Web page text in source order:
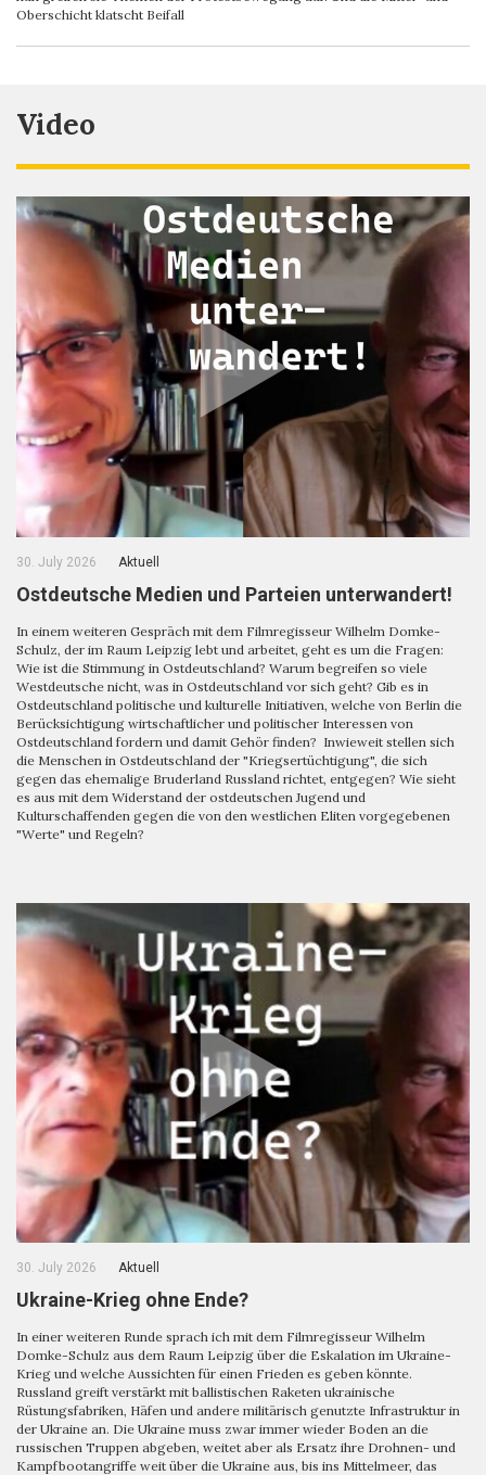
Oberschicht klatscht Beifall
Video
30. July 2026 Aktuell
Ostdeutsche Medien und Parteien unterwandert!
In einem weiteren Gespräch mit dem Filmregisseur Wilhelm Domke-
Schulz, der im Raum Leipzig lebt und arbeitet, geht es um die Fragen:
Wie ist die Stimmung in Ostdeutschland? Warum begreifen so viele
Westdeutsche nicht, was in Ostdeutschland vor sich geht? Gib es in
Ostdeutschland politische und kulturelle Initiativen, welche von Berlin die
Berücksichtigung wirtschaftlicher und politischer Interessen von
Ostdeutschland fordern und damit Gehör finden? Inwieweit stellen sich
die Menschen in Ostdeutschland der "Kriegsertüchtigung", die sich
gegen das ehemalige Bruderland Russland richtet, entgegen? Wie sieht
es aus mit dem Widerstand der ostdeutschen Jugend und
Kulturschaffenden gegen die von den westlichen Eliten vorgegebenen
"Werte" und Regeln?
30. July 2026 Aktuell
Ukraine-Krieg ohne Ende?
In einer weiteren Runde sprach ich mit dem Filmregisseur Wilhelm
Domke-Schulz aus dem Raum Leipzig über die Eskalation im Ukraine-
Krieg und welche Aussichten für einen Frieden es geben könnte.
Russland greift verstärkt mit ballistischen Raketen ukrainische
Rüstungsfabriken, Häfen und andere militärisch genutzte Infrastruktur in
der Ukraine an. Die Ukraine muss zwar immer wieder Boden an die
russischen Truppen abgeben, weitet aber als Ersatz ihre Drohnen- und
Kampfbootangriffe weit über die Ukraine aus, bis ins Mittelmeer, das